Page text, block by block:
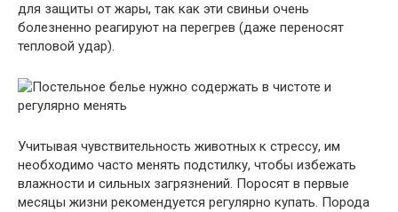
для защиты от жары, так как эти свиньи очень
болезненно реагируют на перегрев (даже переносят
тепловой удар).
Учитывая чувствительность животных к стрессу, им
необходимо часто менять подстилку, чтобы избежать
влажности и сильных загрязнений. Поросят в первые
месяцы жизни рекомендуется регулярно купать. Порода